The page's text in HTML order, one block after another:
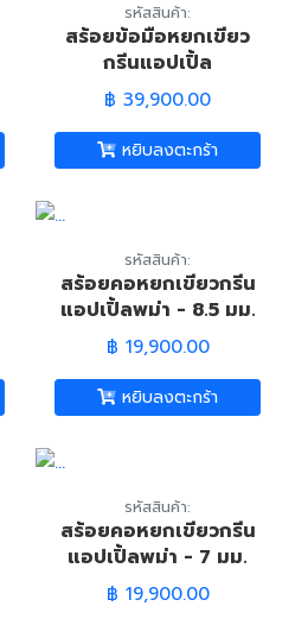
รหัสสินค้า:
สร้อยข้อมือหยกเขียว
กรีนแอปเปิ้ล
พม่า-13.22 มม.*
(Burmese Green
Jade Bracelet)
฿ 39,900.00
หยิบลงตะกร้า
รหัสสินค้า:
สร้อยคอหยกเขียวกรีน
แอปเปิ้ลพม่า - 8.5 มม.
(Burmese Jade
Necklace)
฿ 19,900.00
หยิบลงตะกร้า
รหัสสินค้า:
สร้อยคอหยกเขียวกรีน
แอปเปิ้ลพม่า - 7 มม.
(Burmese Jade
Necklace)
฿ 19,900.00